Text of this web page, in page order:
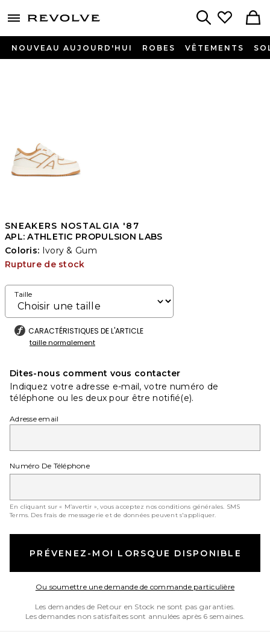
menu - shows more content
NOUVEAU AUJOURD'HUI ROBES VÊTEMENTS
SNEAKERS NOSTALGIA '87
APL: ATHLETIC PROPULSION LABS
Coloris: Ivory & Gum
Rupture de stock
Taille
CARACTÉRISTIQUES DE L'ARTICLE
taille normalement
Dites-nous comment vous contacter
Indiquez votre adresse e-mail, votre numéro de
téléphone ou les deux pour être notifié(e).
Adresse email
Numéro De Téléphone
En cliquant sur « M’avertir », vous acceptez nos conditions générales. SMS
Terms. Des frais de messagerie et de données peuvent s'appliquer.
PRÉVENEZ-MOI LORSQUE DISPONIBLE
Ou soumettre une demande de commande particulièreOpens in
Les demandes de Retour en Stock ne sont pas garanties.
Les demandes non satisfaites sont annulées après 6 semaines.